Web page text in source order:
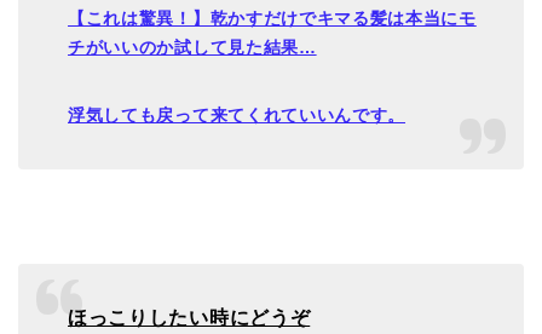
【これは驚異！】乾かすだけでキマる髪は本当にモ
チがいいのか試して見た結果…
浮気しても戻って来てくれていいんです。
ほっこりしたい時にどうぞ